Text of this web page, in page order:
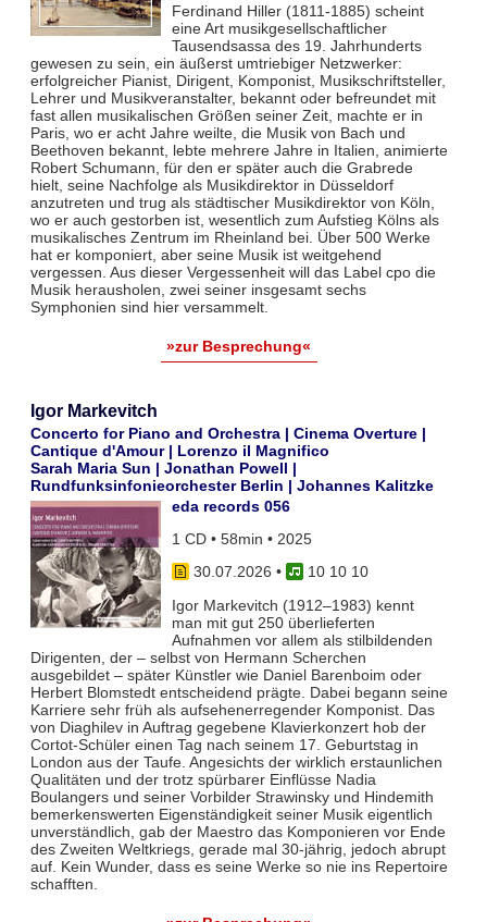
Ferdinand Hiller (1811-1885) scheint
eine Art musikgesellschaftlicher
Tausendsassa des 19. Jahrhunderts
gewesen zu sein, ein äußerst umtriebiger Netzwerker:
erfolgreicher Pianist, Dirigent, Komponist, Musikschriftsteller,
Lehrer und Musikveranstalter, bekannt oder befreundet mit
fast allen musikalischen Größen seiner Zeit, machte er in
Paris, wo er acht Jahre weilte, die Musik von Bach und
Beethoven bekannt, lebte mehrere Jahre in Italien, animierte
Robert Schumann, für den er später auch die Grabrede
hielt, seine Nachfolge als Musikdirektor in Düsseldorf
anzutreten und trug als städtischer Musikdirektor von Köln,
wo er auch gestorben ist, wesentlich zum Aufstieg Kölns als
musikalisches Zentrum im Rheinland bei. Über 500 Werke
hat er komponiert, aber seine Musik ist weitgehend
vergessen. Aus dieser Vergessenheit will das Label cpo die
Musik herausholen, zwei seiner insgesamt sechs
Symphonien sind hier versammelt.
»zur Besprechung«
Igor Markevitch
Concerto for Piano and Orchestra | Cinema Overture |
Cantique d'Amour | Lorenzo il Magnifico
Sarah Maria Sun | Jonathan Powell |
Rundfunksinfonieorchester Berlin | Johannes Kalitzke
eda records 056
1 CD • 58min • 2025
30.07.2026 •
10 10 10
Igor Markevitch (1912–1983) kennt
man mit gut 250 überlieferten
Aufnahmen vor allem als stilbildenden
Dirigenten, der – selbst von Hermann Scherchen
ausgebildet – später Künstler wie Daniel Barenboim oder
Herbert Blomstedt entscheidend prägte. Dabei begann seine
Karriere sehr früh als aufsehenerregender Komponist. Das
von Diaghilev in Auftrag gegebene Klavierkonzert hob der
Cortot-Schüler einen Tag nach seinem 17. Geburtstag in
London aus der Taufe. Angesichts der wirklich erstaunlichen
Qualitäten und der trotz spürbarer Einflüsse Nadia
Boulangers und seiner Vorbilder Strawinsky und Hindemith
bemerkenswerten Eigenständigkeit seiner Musik eigentlich
unverständlich, gab der Maestro das Komponieren vor Ende
des Zweiten Weltkriegs, gerade mal 30-jährig, jedoch abrupt
auf. Kein Wunder, dass es seine Werke so nie ins Repertoire
schafften.